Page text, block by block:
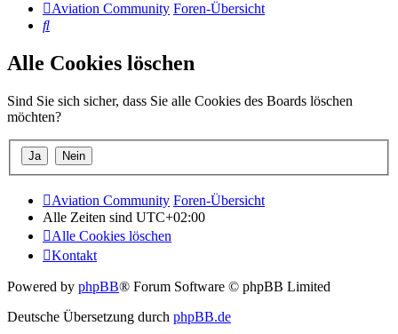
Aviation Community Foren-Übersicht
Suche
Alle Cookies löschen
Sind Sie sich sicher, dass Sie alle Cookies des Boards löschen
möchten?
Aviation Community Foren-Übersicht
Alle Zeiten sind UTC+02:00
Alle Cookies löschen
Kontakt
Powered by phpBB® Forum Software © phpBB Limited
Deutsche Übersetzung durch phpBB.de